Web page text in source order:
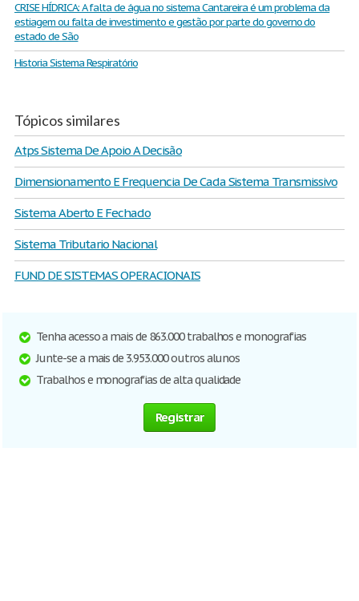
CRISE HÍDRICA: A falta de água no sistema Cantareira é um problema da
estiagem ou falta de investimento e gestão por parte do governo do
estado de São
Historia Sistema Respiratório
Tópicos similares
Atps Sistema De Apoio A Decisão
Dimensionamento E Frequencia De Cada Sistema Transmissivo
Sistema Aberto E Fechado
Sistema Tributario Nacional
FUND DE SISTEMAS OPERACIONAIS
Tenha acesso a mais de 863.000 trabalhos e monografias
Junte-se a mais de 3.953.000 outros alunos
Trabalhos e monografias de alta qualidade
Registrar